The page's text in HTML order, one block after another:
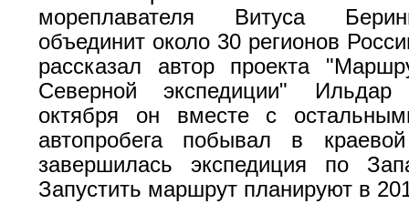
мореплавателя Витуса
объединит около 30 регионов
рассказал автор проекта
Северной экспедиции"
октября он вместе с
автопробега побывал в
завершилась экспедиция по
Запустить маршрут планируют в